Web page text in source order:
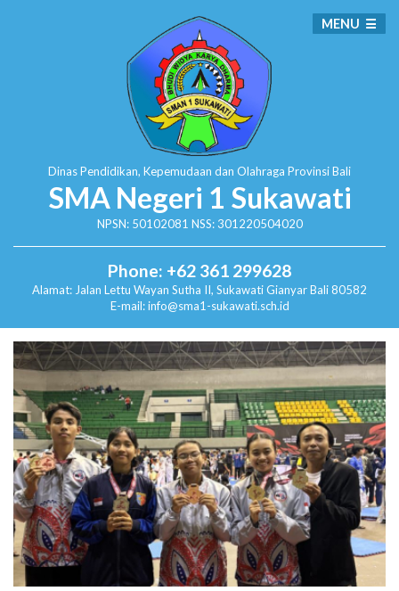
Dinas Pendidikan, Kepemudaan dan Olahraga Provinsi Bali
SMA Negeri 1 Sukawati
NPSN: 50102081 NSS: 301220504020
Phone: +62 361 299628
Alamat: Jalan Lettu Wayan Sutha II, SukawatiGianyar Bali 80582
E-mail: info@sma1-sukawati.sch.id
MENU